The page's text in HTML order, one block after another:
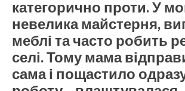
категорично проти. У
невелика майстерня,
меблі та часто робить
селі. Тому мама
сама і пощастило